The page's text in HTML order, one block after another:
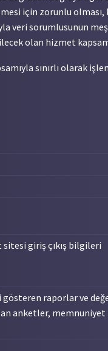
için zorunlu olması,
veri sorumlusunun
olan hizmet
sınırlı olarak
sitesi giriş çıkış bilgileri
raporlar ve
anketler,